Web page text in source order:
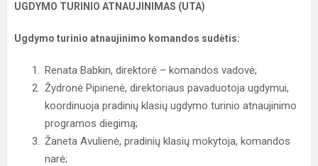
UGDYMO TURINIO ATNAUJINIMAS (UTA)
Ugdymo turinio atnaujinimo komandos sudėtis:
Renata Babkin, direktorė – komandos vadovė;
Žydronė Pipirienė, direktoriaus pavaduotoja ugdymui,
koordinuoja pradinių klasių ugdymo turinio atnaujinimo
programos diegimą;
Žaneta Avulienė, pradinių klasių mokytoja, komandos
narė;